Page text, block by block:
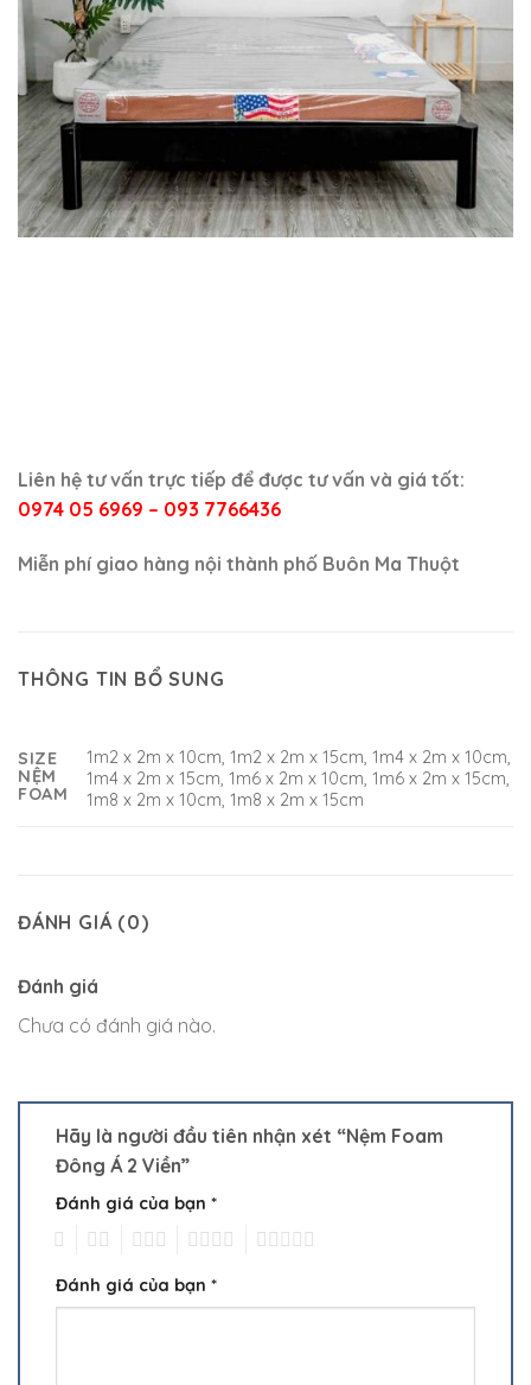
Liên hệ tư vấn trực tiếp để được tư vấn và giá tốt:
0974 05 6969 – 093 7766436
Miễn phí giao hàng nội thành phố Buôn Ma Thuột
THÔNG TIN BỔ SUNG
SIZE
NỆM
FOAM
1m2 x 2m x 10cm, 1m2 x 2m x 15cm, 1m4 x 2m x 10cm,
1m4 x 2m x 15cm, 1m6 x 2m x 10cm, 1m6 x 2m x 15cm,
1m8 x 2m x 10cm, 1m8 x 2m x 15cm
ĐÁNH GIÁ (0)
Đánh giá
Chưa có đánh giá nào.
Hãy là người đầu tiên nhận xét “Nệm Foam
Đông Á 2 Viền”
Đánh giá của bạn *
Đánh giá của bạn *